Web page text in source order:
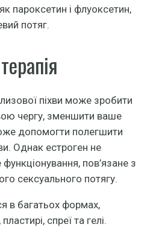
пароксетин і флуоксетин,
потяг.
піхви може зробити
чергу, зменшити ваше
допомогти полегшити
Однак естроген не
пов’язане з
сексуального потягу.
в багатьох формах,
спреї та гелі.